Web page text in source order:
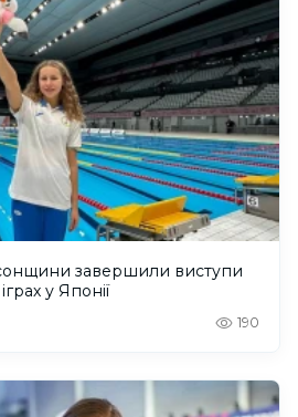
завершили виступи
у Японії
190